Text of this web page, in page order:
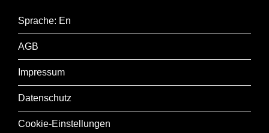
Sprache: En
AGB
Impressum
Datenschutz
Cookie-Einstellungen